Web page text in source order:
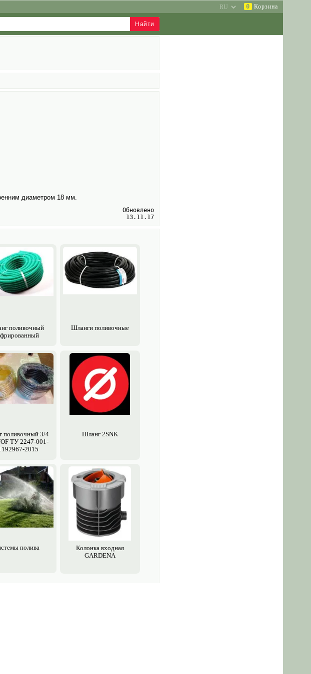
0 Корзина
диаметром 18 мм.
Обновлено
13.11.17
поливочный
Шланги поливочные
поливочный 3/4
ТУ 2247-001-
2015
Шланг 2SNK
полива
Колонка входная
GARDENA